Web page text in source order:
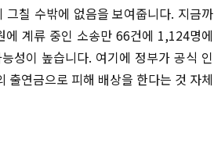
칠 수밖에 없음을 보여줍니다. 지금까
계류 중인 소송만 66건에 1,124명에
성이 높습니다. 여기에 정부가 공식 인
연금으로 피해 배상을 한다는 것 자체